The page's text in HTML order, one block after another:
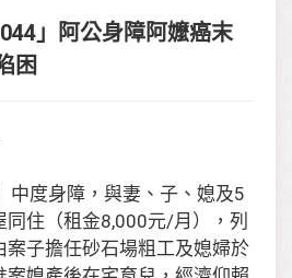
」阿公身障阿嬤癌末
困
中度身障，與妻、子、媳及5
住（租金8,000元/月），列
案子擔任砂石場粗工及媳婦於